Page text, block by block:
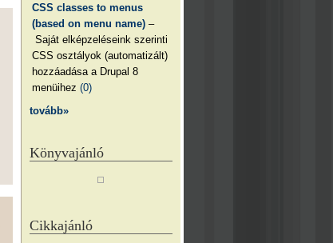
CSS classes to menus
(based on menu name) –
Saját elképzeléseink szerinti
CSS osztályok (automatizált)
hozzáadása a Drupal 8
menüihez(0)
tovább»
Könyvajánló
Cikkajánló